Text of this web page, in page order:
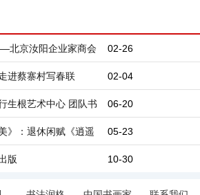
02-26
北京汝阳企业家商会
龙须坡农牧有限公司 02-04
进蔡寨村写春联
06-20
生根艺术中心 团队书
动 05-23
》：退休闲赋《逍遥
10-30
版